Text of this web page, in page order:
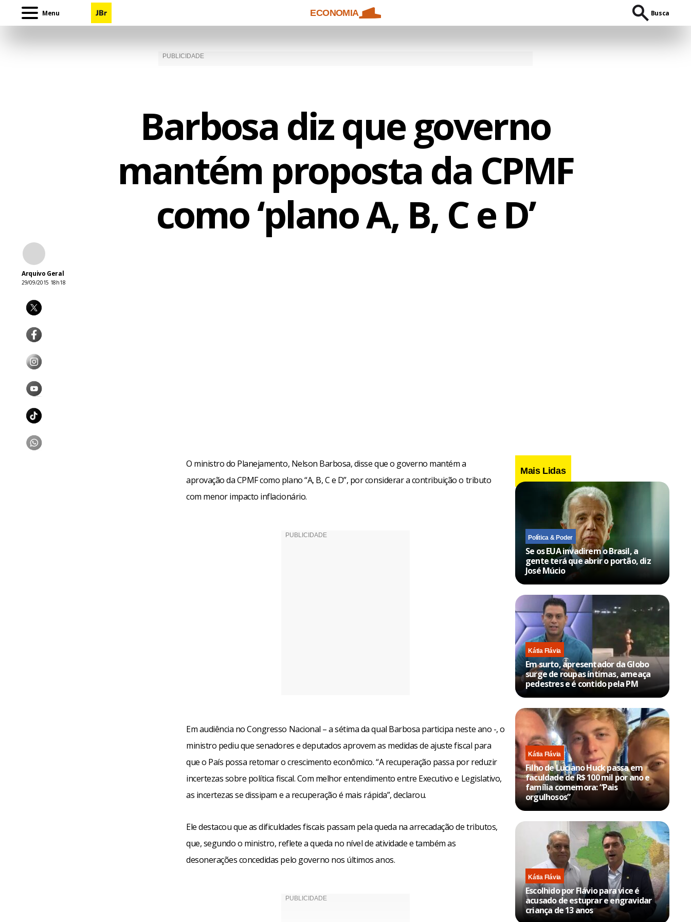
Menu ECONOMIA Busca
Barbosa diz que governo
mantém proposta da CPMF
como ‘plano A, B, C e D’
Arquivo Geral
29/09/2015 18h18
O ministro do Planejamento, Nelson Barbosa, disse que o governo mantém a
aprovação da CPMF como plano “A, B, C e D”, por considerar a contribuição o tributo
com menor impacto inflacionário.
Em audiência no Congresso Nacional – a sétima da qual Barbosa participa neste ano -, o
ministro pediu que senadores e deputados aprovem as medidas de ajuste fiscal para
que o País possa retomar o crescimento econômico. “A recuperação passa por reduzir
incertezas sobre política fiscal. Com melhor entendimento entre Executivo e Legislativo,
as incertezas se dissipam e a recuperação é mais rápida”, declarou.
Ele destacou que as dificuldades fiscais passam pela queda na arrecadação de tributos,
que, segundo o ministro, reflete a queda no nível de atividade e também as
desonerações concedidas pelo governo nos últimos anos.
Mais Lidas
Política & Poder
Se os EUA invadirem o Brasil, a
gente terá que abrir o portão, diz
José Múcio
Kátia Flávia
Em surto, apresentador da Globo
surge de roupas íntimas, ameaça
pedestres e é contido pela PM
Kátia Flávia
Filho de Luciano Huck passa em
faculdade de R$ 100 mil por ano e
família comemora: “Pais
orgulhosos”
Kátia Flávia
Escolhido por Flávio para vice é
acusado de estuprar e engravidar
criança de 13 anos